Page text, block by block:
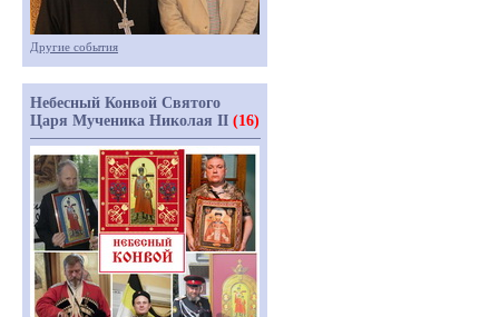
Другие события
Небесный Конвой Святого
Царя Мученика Николая II (16)